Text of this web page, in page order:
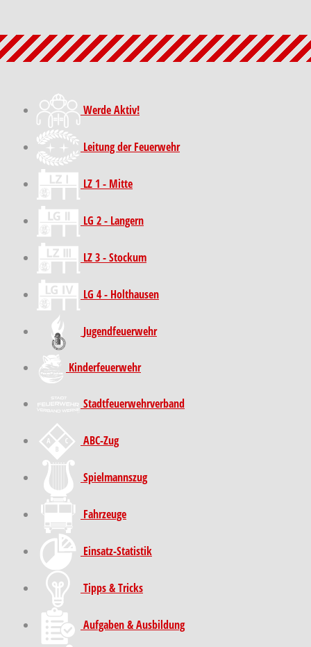
Werde Aktiv!
Leitung der Feuerwehr
LZ 1 - Mitte
LG 2 - Langern
LZ 3 - Stockum
LG 4 - Holthausen
Jugendfeuerwehr
Kinder­feuer­wehr
Stadt­feuer­wehr­verband
ABC-Zug
Spielmannszug
Fahrzeuge
Einsatz-Statistik
Tipps & Tricks
Aufgaben & Ausbildung